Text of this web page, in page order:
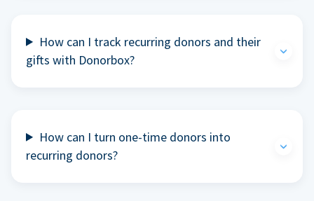
How can I track recurring donors and their
gifts with Donorbox?
How can I turn one-time donors into
recurring donors?